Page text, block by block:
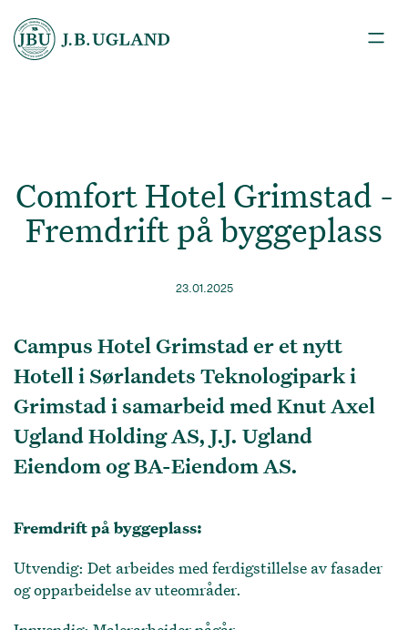
Comfort Hotel Grimstad -
Fremdrift på byggeplass
23.01.2025
Campus Hotel Grimstad er et nytt
Hotell i Sørlandets Teknologipark i
Grimstad i samarbeid med Knut Axel
Ugland Holding AS, J.J. Ugland
Eiendom og BA-Eiendom AS.
Fremdrift på byggeplass:
Utvendig: Det arbeides med ferdigstillelse av fasader
og opparbeidelse av uteområder.